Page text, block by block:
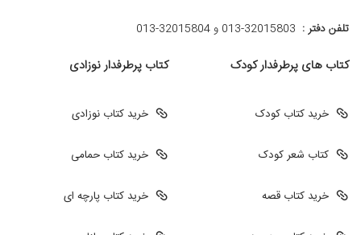
تلفن دفتر : 013-32015803 و 32015804-013
کتاب های پرطرفدار کودک
خرید کتاب کودک
کتاب شعر کودک
خرید کتاب قصه
کتاب پرطرفدار نوزادی
خرید کتاب نوزادی
خرید کتاب حمامی
خرید کتاب پارچه ای